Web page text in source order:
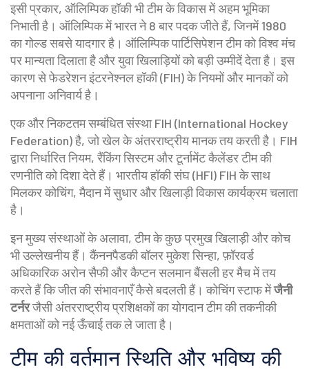
इसी प्रकार, ऑलिम्पिक हॉकीभी टीम के विकास में अहम भूमिका
निभाती है। ऑलिम्पिक में भारत ने 8 बार पदक जीते हैं, जिनमें 1980
का गोल्ड सबसे यादगार है। ऑलिम्पिक पार्टिसिपेशन टीम को विश्व मंच
पर मान्यता दिलाता है और युवा खिलाड़ियों को बड़ी उम्मीदें देता है। इस
कारण से फेडरेशन इंटरनेश्नल हॉकी (FIH) के नियमों और मानकों को
अपनाना अनिवार्य है।
एक और निकटतम सम्बंधित संस्थाFIH (International Hockey
Federation)है, जो खेल के अंतरराष्ट्रीय मानक तय करती है। FIH
द्वारा निर्धारित नियम, रैंकिंग सिस्टम और टूर्नामेंट कैलेंडर टीम की
रणनीति को दिशा देते हैं। भारतीय हॉकी संघ (HFI) FIH के साथ
मिलकर कोचिंग, मैदान में सुधार और खिलाड़ी विकास कार्यक्रम चलाता
है।
इन मुख्य संस्थाओं के अलावा, टीम के कुछ प्रमुख खिलाड़ी और कोच
भी उल्लेखनीय हैं। कैंननपैडकी बॉलर मुकेश सिन्हा, फ़ॉरवर्ड
अधिकारिक अरोन सैफी और कैप्टन सलमान बैंसली हर मैच में तय
करते हैं कि जीत की संभावनाएँ कैसे बदलती हैं। कोचिंग स्टाफ मेंजैनी
टर्नरजैसी अंतरराष्ट्रीय प्रशिक्षकों का योगदान टीम की तकनीकी
क्षमताओं को नई ऊँचाई तक ले जाता है।
टीम की वर्तमान स्थिति और भविष्य की